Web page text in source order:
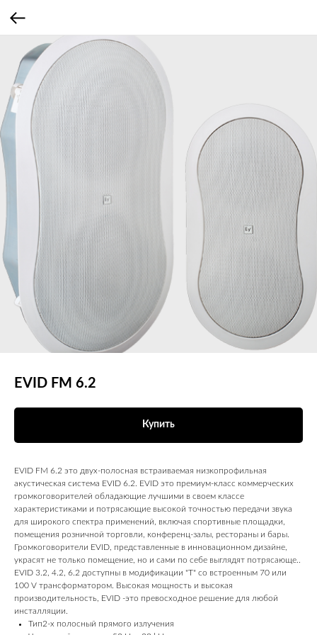
EVID FM 6.2
Купить
EVID FM 6.2 это двух-полосная встраиваемая низкопрофильная
акустическая система EVID 6.2. EVID это премиум-класс коммерческих
громкоговорителей обладающие лучшими в своем классе
характеристиками и потрясающие высокой точностью передачи звука
для широкого спектра применений, включая спортивные площадки,
помещения розничной торговли, конференц-залы, рестораны и бары.
Громкоговорители EVID, представленные в инновационном дизайне,
украсят не только помещение, но и сами по себе выглядят потрясающе..
EVID 3.2, 4.2, 6.2 доступны в модификации "Т" со встроенным 70 или
100 V трансформатором. Высокая мощность и высокая
производительность, EVID -это превосходное решение для любой
инсталляции.
Тип2-х полосный прямого излучения